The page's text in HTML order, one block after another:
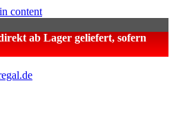
content
ab Lager geliefert, sofern